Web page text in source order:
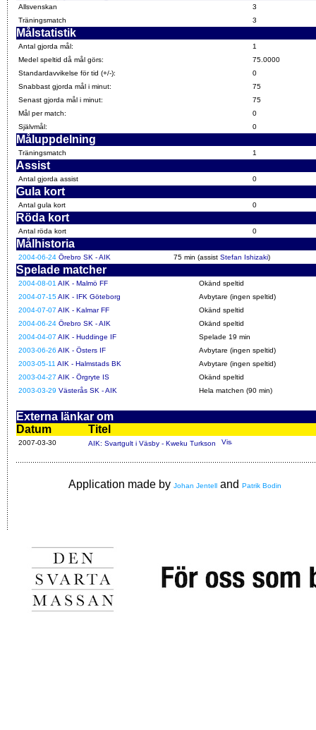
Allsvenskan
3
Träningsmatch
3
Målstatistik
Antal gjorda mål:
1
Medel speltid då mål görs:
75.0000
Standardavvikelse för tid (+/-):
0
Snabbast gjorda mål i minut:
75
Senast gjorda mål i minut:
75
Mål per match:
0
Självmål:
0
Måluppdelning
Träningsmatch 1
Assist
Antal gjorda assist 0
Gula kort
Antal gula kort 0
Röda kort
Antal röda kort 0
Målhistoria
2004-06-24 Örebro SK - AIK 75 min (assist Stefan Ishizaki)
Spelade matcher
2004-08-01 AIK - Malmö FF
Okänd speltid
2004-07-15AIK - IFK Göteborg
Avbytare (ingen speltid)
2004-07-07 AIK - Kalmar FF
Okänd speltid
2004-06-24 Örebro SK - AIK
Okänd speltid
2004-04-07 AIK - Huddinge IF
Spelade 19 min
2003-06-26 AIK - Östers IF
Avbytare (ingen speltid)
2003-05-11 AIK - Halmstads BK
Avbytare (ingen speltid)
2003-04-27 AIK - Örgryte IS
Okänd speltid
2003-03-29 Västerås SK - AIK Hela matchen (90 min)
Externa länkar om
Datum
Titel
2007-03-30 AIK: Svartgult i Väsby - Kweku Turkson
Application made by Johan Jentell and Patrik Bodin